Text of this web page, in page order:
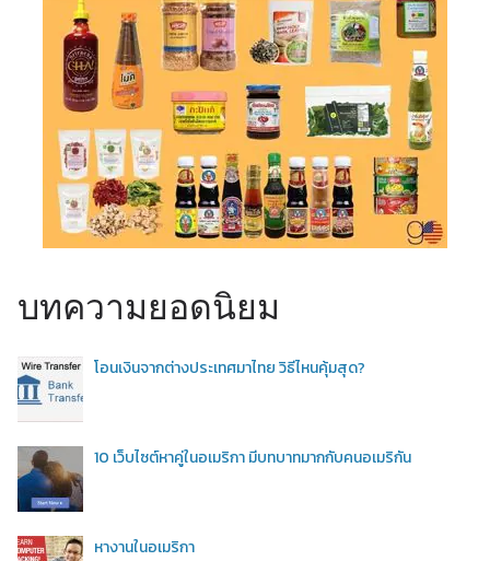
บทความยอดนิยม
โอนเงินจากต่างประเทศมาไทย วิธีไหนคุ้มสุด?
10 เว็บไซต์หาคู่ในอเมริกา มีบทบาทมากกับคนอเมริกัน
หางานในอเมริกา